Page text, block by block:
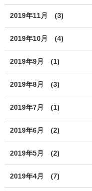
2019年11月 (3)
2019年10月 (4)
2019年9月 (1)
2019年8月 (3)
2019年7月 (1)
2019年6月 (2)
2019年5月 (2)
2019年4月 (7)